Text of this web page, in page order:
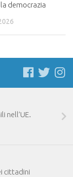
democrazia
nell’UE.
cittadini